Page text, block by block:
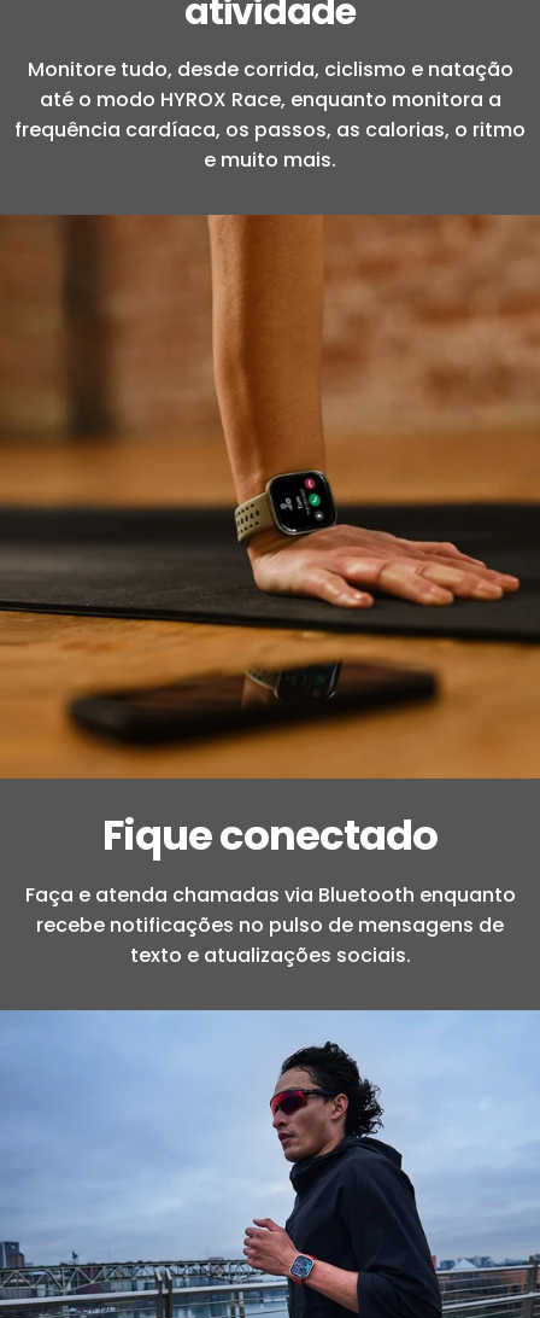
atividade
Monitore tudo, desde corrida, ciclismo e natação
até o modo HYROX Race, enquanto monitora a
frequência cardíaca, os passos, as calorias, o ritmo
e muito mais.
Fique conectado
Faça e atenda chamadas via Bluetooth enquanto
recebe notificações no pulso de mensagens de
texto e atualizações sociais.